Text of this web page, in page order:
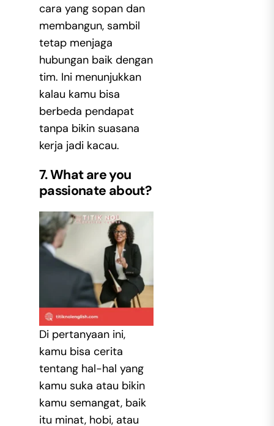
cara yang sopan dan
membangun, sambil
tetap menjaga
hubungan baik dengan
tim. Ini menunjukkan
kalau kamu bisa
berbeda pendapat
tanpa bikin suasana
kerja jadi kacau.
7. What are you
passionate about?
Di pertanyaan ini,
kamu bisa cerita
tentang hal-hal yang
kamu suka atau bikin
kamu semangat, baik
itu minat, hobi, atau